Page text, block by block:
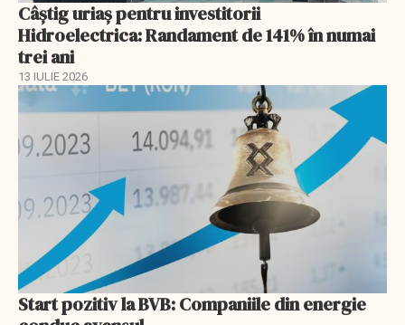
Câștig uriaș pentru investitorii
Hidroelectrica: Randament de 141% în numai
trei ani
13 IULIE 2026
Start pozitiv la BVB: Companiile din energie